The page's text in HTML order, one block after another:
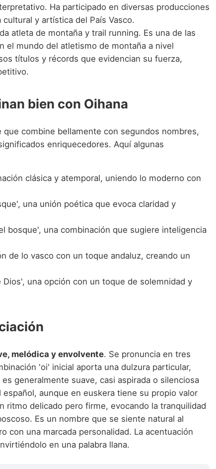
Ha participado en diversas producciones
y artística del País Vasco.
atleta de montaña y trail running. Es una de las
el mundo del atletismo de montaña a nivel
títulos y récords que evidencian su fuerza,
bien con Oihana
que combine bellamente con segundos nombres,
enriquecedores. Aquí algunas
clásica y atemporal, uniendo lo moderno con
una unión poética que evoca claridad y
bosque', una combinación que sugiere inteligencia
de lo vasco con un toque andaluz, creando un
Dios', una opción con un toque de solemnidad y
melódica y envolvente. Se pronuncia en tres
'oi' inicial aporta una dulzura particular,
generalmente suave, casi aspirada o silenciosa
aunque en euskera tiene su propio valor
ritmo delicado pero firme, evocando la tranquilidad
Es un nombre que se siente natural al
con una marcada personalidad. La acentuación
en una palabra llana.